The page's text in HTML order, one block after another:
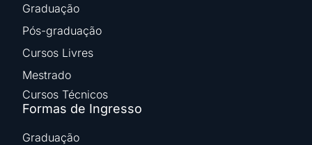
Graduação
Pós-graduação
Cursos Livres
Mestrado
Cursos Técnicos
Formas de Ingresso
Graduação